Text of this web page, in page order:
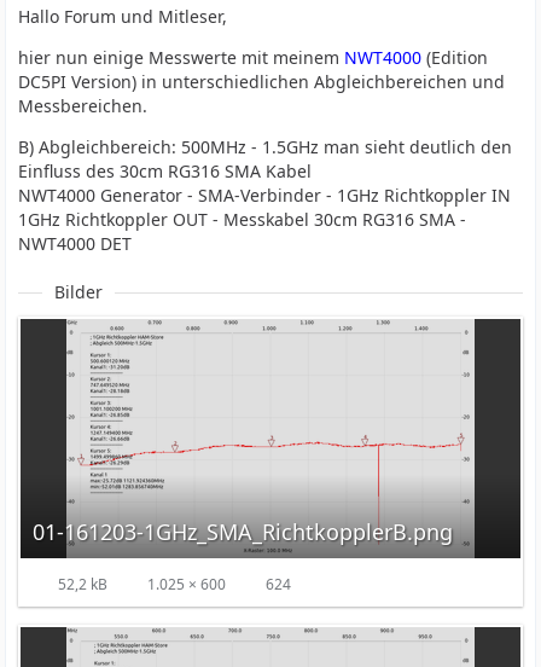
Hallo Forum und Mitleser,
hier nun einige Messwerte mit meinem NWT4000 (Edition
DC5PI Version) in unterschiedlichen Abgleichbereichen und
Messbereichen.
B) Abgleichbereich: 500MHz - 1.5GHz man sieht deutlich den
Einfluss des 30cm RG316 SMA Kabel
NWT4000 Generator - SMA-Verbinder - 1GHz Richtkoppler IN
1GHz Richtkoppler OUT - Messkabel 30cm RG316 SMA -
NWT4000 DET
Bilder
01-161203-1GHz_SMA_RichtkopplerB.png
52,2 kB 1.025 × 600 624